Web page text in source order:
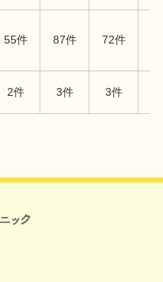
55件 87件 72件
2件 3件 3件